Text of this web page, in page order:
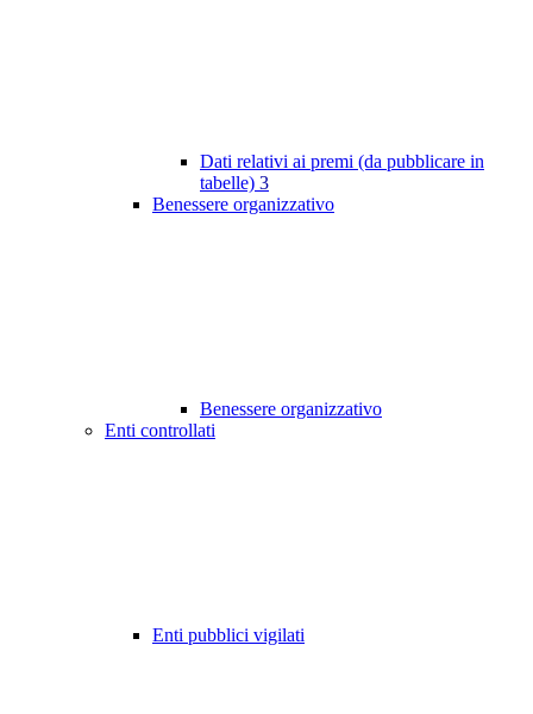
Dati relativi ai premi (da pubblicare in
tabelle) 3
Benessere organizzativo
Benessere organizzativo
Enti controllati
Enti pubblici vigilati